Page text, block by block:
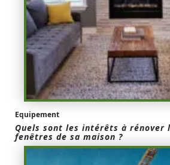
Equipement
Quels sont les intérêts à rénover
fenêtres de sa maison ?